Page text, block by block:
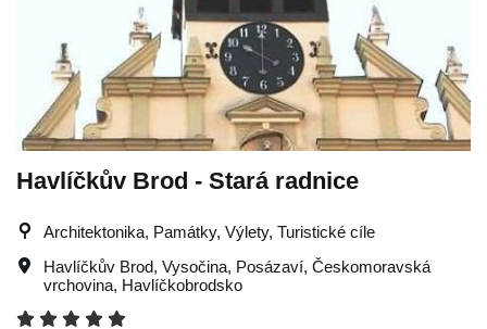
Havlíčkův Brod - Stará radnice
Architektonika, Památky, Výlety, Turistické cíle
Havlíčkův Brod, Vysočina, Posázaví, Českomoravská
vrchovina, Havlíčkobrodsko